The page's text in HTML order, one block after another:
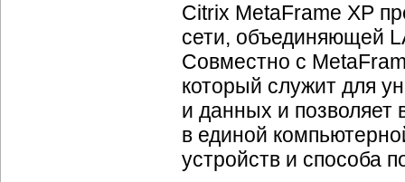
Citrix MetaFrame XP
сети, объединяющей
Совместно с
который служит для
и данных и позволяет
в единой
устройств и способа